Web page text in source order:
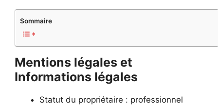
Sommaire
Mentions légales et
Informations légales
Statut du propriétaire : professionnel